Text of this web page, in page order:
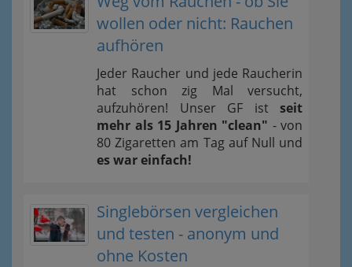
wollen oder nicht: Rauchen
aufhören
Jeder Raucher und jede Raucherin
hat schon zig Mal versucht,
aufzuhören! Unser GF ist seit
mehr als 15 Jahren "clean" - von
80 Zigaretten am Tag auf Null und
es war einfach!
Singlebörsen vergleichen
und testen - anonym und
ohne Kosten